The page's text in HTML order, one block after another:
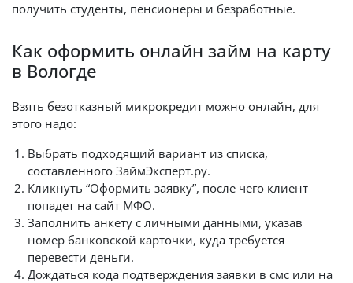
получить студенты, пенсионеры и безработные.
Как оформить онлайн займ на карту
в Вологде
Взять безотказный микрокредит можно онлайн, для
этого надо:
Выбрать подходящий вариант из списка,
составленного ЗаймЭксперт.ру.
Кликнуть “Оформить заявку”, после чего клиент
попадет на сайт МФО.
Заполнить анкету с личными данными, указав
номер банковской карточки, куда требуется
перевести деньги.
Дождаться кода подтверждения заявки в смс или на